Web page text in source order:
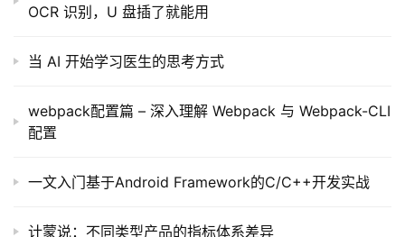
OCR 识别，U 盘插了就能用
当 AI 开始学习医生的思考方式
webpack配置篇 – 深入理解 Webpack 与 Webpack-CLI
配置
一文入门基于Android Framework的C/C++开发实战
计蒙说：不同类型产品的指标体系差异